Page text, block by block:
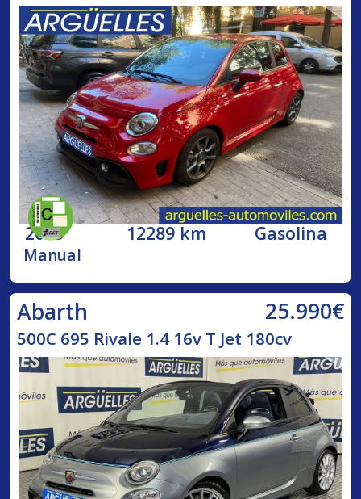
2023 12289 km Gasolina
Manual
Abarth 25.990€
500C 695 Rivale 1.4 16v T Jet 180cv